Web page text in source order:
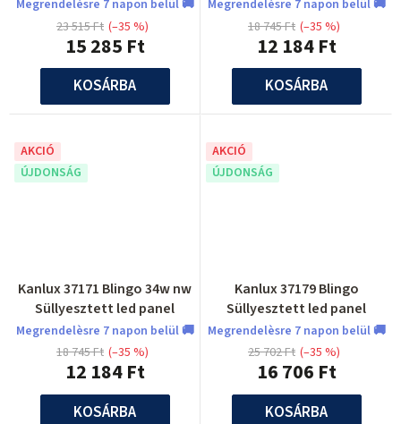
Megrendelèsre 7 napon belül 🚚
15 285 Ft
23 515 Ft (–35 %)
KOSÁRBA
Megrendelèsre 7 napon belül 🚚
12 184 Ft
18 745 Ft (–35 %)
KOSÁRBA
AKCIÓ
ÚJDONSÁG
Kanlux 37171 Blingo 34w nw
Süllyesztett led panel
Megrendelèsre 7 napon belül 🚚
12 184 Ft
18 745 Ft (–35 %)
KOSÁRBA
AKCIÓ
ÚJDONSÁG
Kanlux 37179 Blingo
Süllyesztett led panel
Megrendelèsre 7 napon belül 🚚
16 706 Ft
25 702 Ft (–35 %)
KOSÁRBA